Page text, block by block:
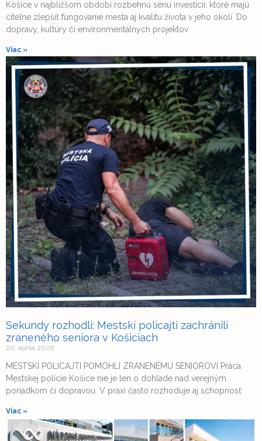
Košice v najbližšom období rozbehnú sériu investícií, ktoré majú
citeľne zlepšiť fungovanie mesta aj kvalitu života v jeho okolí. Do
dopravy, kultúry či environmentálnych projektov
Viac »
Sekundy rozhodli: Mestskí policajti zachránili
zraneného seniora v Košiciach
20. apríla 2026
MESTSKÍ POLICAJTI POMOHLI ZRANENÉMU SENIOROVI Práca
Mestskej polície Košice nie je len o dohľade nad verejným
poriadkom či dopravou. V praxi často rozhoduje aj schopnosť
Viac »